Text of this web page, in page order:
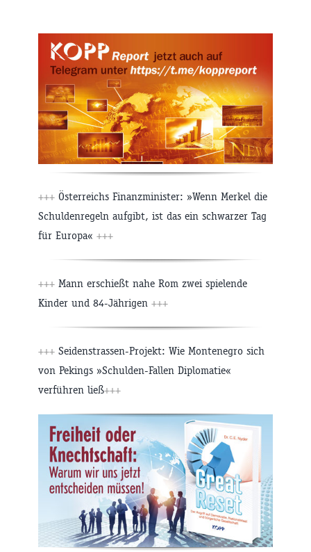
+++ Österreichs Finanzminister: »Wenn Merkel die
Schuldenregeln aufgibt, ist das ein schwarzer Tag
für Europa« +++
+++ Mann erschießt nahe Rom zwei spielende
Kinder und 84-Jährigen +++
+++ Seidenstrassen-Projekt: Wie Montenegro sich
von Pekings »Schulden-Fallen Diplomatie«
verführen ließ+++